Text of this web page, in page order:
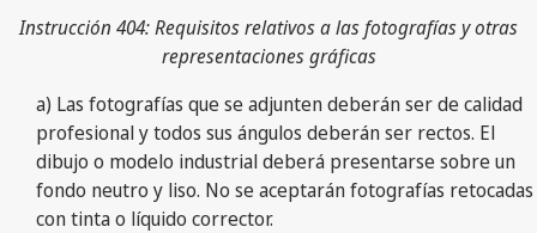
Instrucción 404: Requisitos relativos a las fotografías y otras
representaciones gráficas
a) Las fotografías que se adjunten deberán ser de calidad
profesional y todos sus ángulos deberán ser rectos. El
dibujo o modelo industrial deberá presentarse sobre un
fondo neutro y liso. No se aceptarán fotografías retocadas
con tinta o líquido corrector.